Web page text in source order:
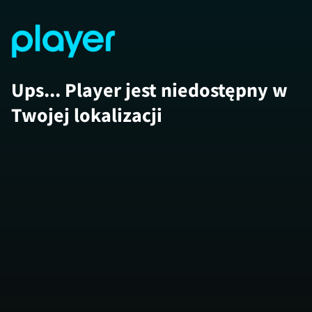
Ups... Player jest niedostępny w
Twojej lokalizacji